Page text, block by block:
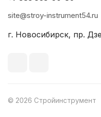
site@stroy-instrument54.ru
г. Новосибирск, пр.
© 2026 Стройинструмент